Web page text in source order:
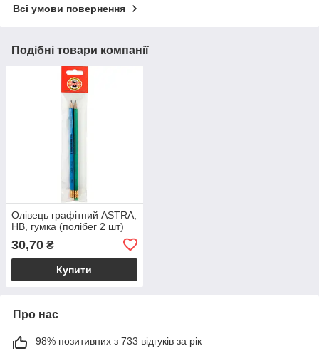
Всі умови повернення
Подібні товари компанії
Олівець графітний ASTRA,
НВ, гумка (полібег 2 шт)
30,70 ₴
Купити
Про нас
98% позитивних з 733 відгуків за рік